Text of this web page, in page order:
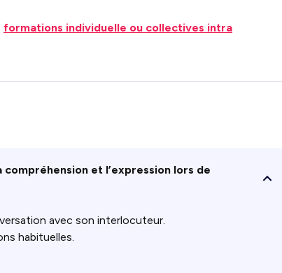
formations individuelle ou collectives intra
et l’expression lors de
avec son interlocuteur.
habituelles.